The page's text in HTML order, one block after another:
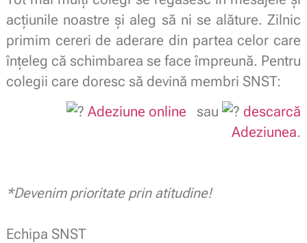
acțiunile noastre și aleg să ni se alăture. Zilnic
primim cereri de aderare din partea celor care
înțeleg că schimbarea se face împreună. Pentru
colegii care doresc să devină membri SNST:
Adeziune online sau
descarcă
Adeziunea.
*Devenim prioritate prin atitudine!
Echipa SNST